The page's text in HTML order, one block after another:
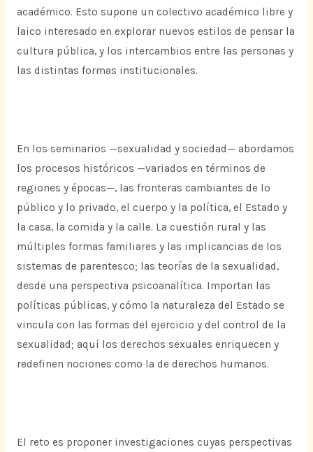
académico. Esto supone un colectivo académico libre y
laico interesado en explorar nuevos estilos de pensar la
cultura pública, y los intercambios entre las personas y
las distintas formas institucionales.
En los seminarios —sexualidad y sociedad— abordamos
los procesos históricos —variados en términos de
regiones y épocas—, las fronteras cambiantes de lo
público y lo privado, el cuerpo y la política, el Estado y
la casa, la comida y la calle. La cuestión rural y las
múltiples formas familiares y las implicancias de los
sistemas de parentesco; las teorías de la sexualidad,
desde una perspectiva psicoanalítica. Importan las
políticas públicas, y cómo la naturaleza del Estado se
vincula con las formas del ejercicio y del control de la
sexualidad; aquí los derechos sexuales enriquecen y
redefinen nociones como la de derechos humanos.
El reto es proponer investigaciones cuyas perspectivas